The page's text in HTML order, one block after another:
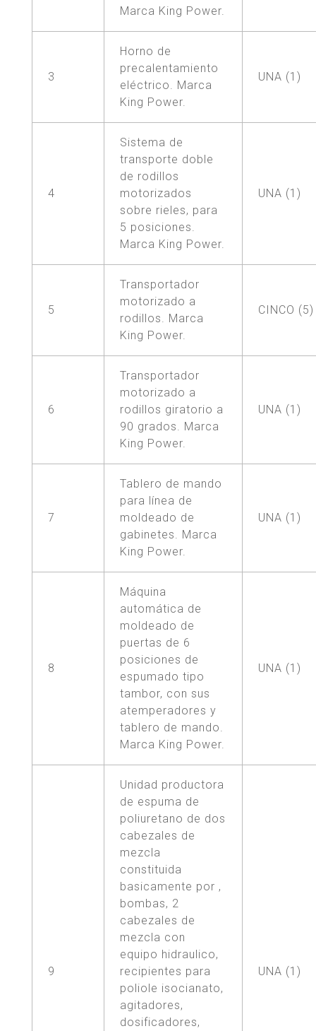
Marca King Power.
3
Horno de
precalentamiento
eléctrico. Marca
King Power.
UNA (1)
4
Sistema de
transporte doble
de rodillos
motorizados
sobre rieles, para
5 posiciones.
Marca King Power.
UNA (1)
5
Transportador
motorizado a
rodillos. Marca
King Power.
CINCO (5)
6
Transportador
motorizado a
rodillos giratorio a
90 grados. Marca
King Power.
UNA (1)
7
Tablero de mando
para línea de
moldeado de
gabinetes. Marca
King Power.
UNA (1)
8
Máquina
automática de
moldeado de
puertas de 6
posiciones de
espumado tipo
tambor, con sus
atemperadores y
tablero de mando.
Marca King Power.
UNA (1)
9
Unidad productora
de espuma de
poliuretano de dos
cabezales de
mezcla
constituida
basicamente por ,
bombas, 2
cabezales de
mezcla con
equipo hidraulico,
recipientes para
poliole isocianato,
agitadores,
dosificadores,
UNA (1)